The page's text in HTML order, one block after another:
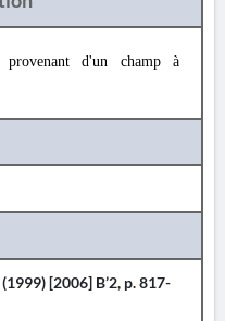
provenant d'un champ à
[2006] B’2, p. 817-